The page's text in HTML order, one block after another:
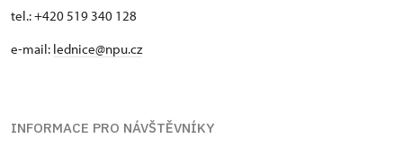
tel.: +420 519 340 128
e-mail: lednice@npu.cz
INFORMACE PRO NÁVŠTĚVNÍKY